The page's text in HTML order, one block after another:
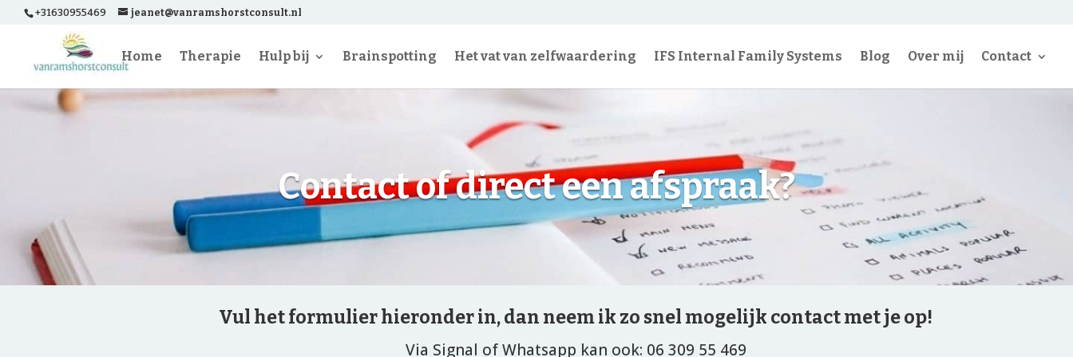
+31630955469 jeanet@vanramshorstconsult.nl
Home Therapie Hulp bij Brainspotting Het vat van zelfwaardering IFS Internal Family Systems Blog Over mij Contact
Contact of direct een afspraak?
Vul het formulier hieronder in, dan neem ik zo snel mogelijk contact met je op!
Via Signal of Whatsapp kan ook: 06 309 55 469